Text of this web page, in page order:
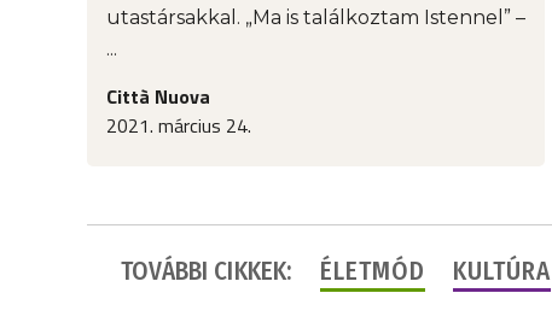
utastársakkal. „Ma is találkoztam Istennel” –
...
Città Nuova
2021. március 24.
TOVÁBBI CIKKEK: ÉLETMÓD KULTÚRA